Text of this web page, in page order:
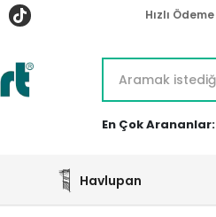
Hızlı Ödeme
En Çok Arananlar:
Havlupan